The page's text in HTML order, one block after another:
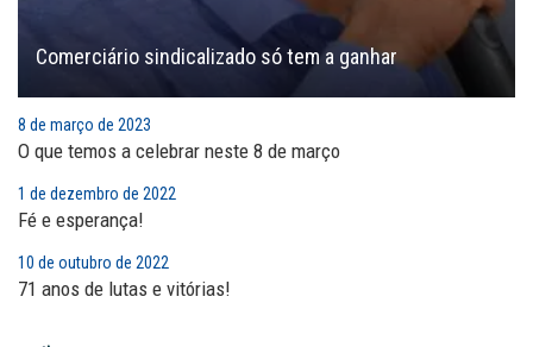
Comerciário sindicalizado só tem a ganhar
8 de março de 2023
O que temos a celebrar neste 8 de março
1 de dezembro de 2022
Fé e esperança!
10 de outubro de 2022
71 anos de lutas e vitórias!